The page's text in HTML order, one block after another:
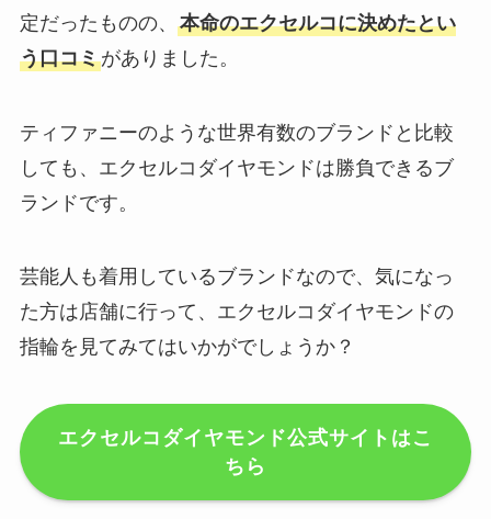
定だったものの、 本命のエクセルコに決めたとい
う口コミがありました。
ティファニーのような世界有数のブランドと比較
しても、エクセルコダイヤモンドは勝負できるブ
ランドです。
芸能人も着用しているブランドなので、気になっ
た方は店舗に行って、エクセルコダイヤモンドの
指輪を見てみてはいかがでしょうか？
エクセルコダイヤモンド公式サイトはこ
ちら